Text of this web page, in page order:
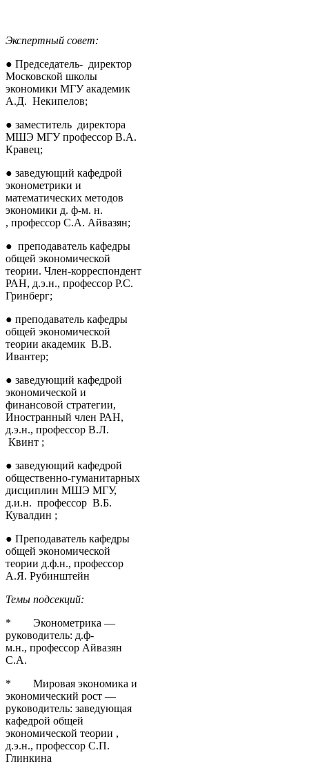
Экспертный совет:
● Председатель- директор
Московской школы
экономики МГУ академик
А.Д. Некипелов;
● заместитель директора
МШЭ МГУ профессор В.А.
Кравец;
● заведующий кафедрой
эконометрики и
математических методов
экономики д. ф-м. н.
, профессор С.А. Айвазян;
● преподаватель кафедры
общей экономической
теории. Член-корреспондент
РАН, д.э.н., профессор Р.С.
Гринберг;
● преподаватель кафедры
общей экономической
теории академик В.В.
Ивантер;
● заведующий кафедрой
экономической и
финансовой стратегии,
Иностранный член РАН,
д.э.н., профессор В.Л.
Квинт ;
● заведующий кафедрой
общественно-гуманитарных
дисциплин МШЭ МГУ,
д.и.н. профессор В.Б.
Кувалдин ;
● Преподаватель кафедры
общей экономической
теории д.ф.н., профессор
А.Я. Рубинштейн
Темы подсекций:
* Эконометрика —
руководитель: д.ф-
м.н., профессор Айвазян
С.А.
* Мировая экономика и
экономический рост —
руководитель: заведующая
кафедрой общей
экономической теории ,
д.э.н., профессор С.П.
Глинкина